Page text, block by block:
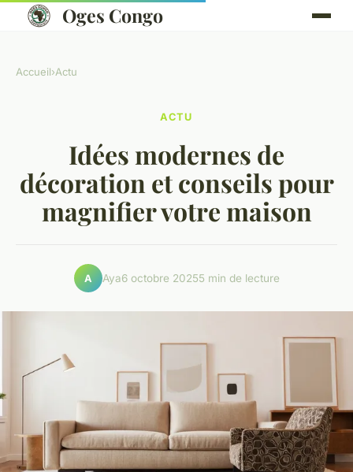
Oges Congo
Accueil›Actu
ACTU
Idées modernes de
décoration et conseils pour
magnifier votre maison
A Aya6 octobre 20255 min de lecture